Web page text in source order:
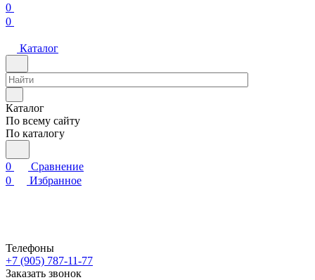
0
0
Каталог
Каталог
По всему сайту
По каталогу
0
Сравнение
0
Избранное
Телефоны
+7 (905) 787-11-77
Заказать звонок